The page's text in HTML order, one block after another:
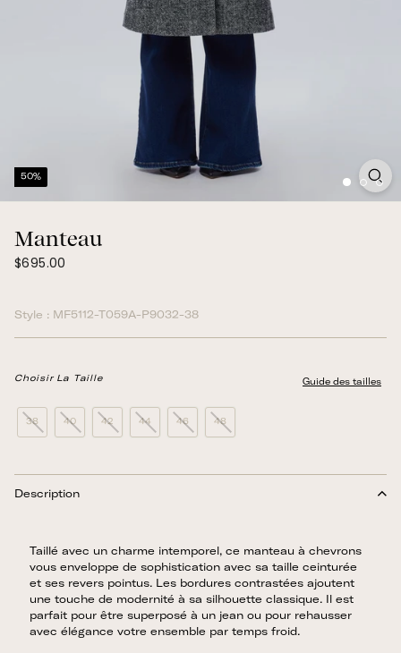
50%
Manteau
Prix
$695.00
Style : MF5112-T059A-P9032-38
Choisir La Taille Guide des tailles
38 40 42 44 46 48
Description
Taillé avec un charme intemporel, ce manteau à chevrons
vous enveloppe de sophistication avec sa taille ceinturée
et ses revers pointus. Les bordures contrastées ajoutent
une touche de modernité à sa silhouette classique. Il est
parfait pour être superposé à un jean ou pour rehausser
avec élégance votre ensemble par temps froid.